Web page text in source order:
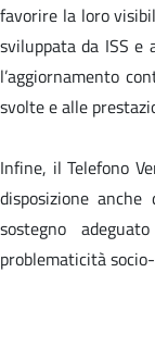
favorire la loro
sviluppata da ISS e
l’aggiornamento
svolte e alle
Infine, il Telefono
disposizione
sostegno
problematicità